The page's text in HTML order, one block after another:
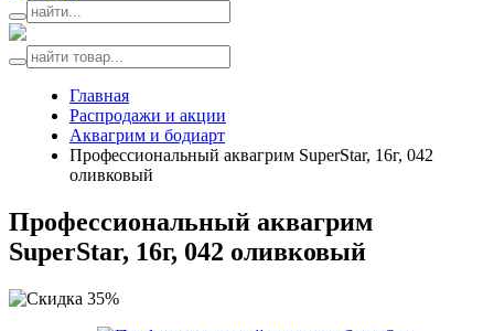
Главная
Распродажи и акции
Аквагрим и бодиарт
Профессиональный аквагрим SuperStar, 16г, 042
оливковый
Профессиональный аквагрим
SuperStar, 16г, 042 оливковый